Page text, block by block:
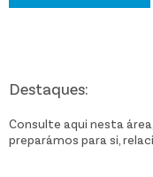
Destaques:
Consulte aqui nesta
preparámos para si,